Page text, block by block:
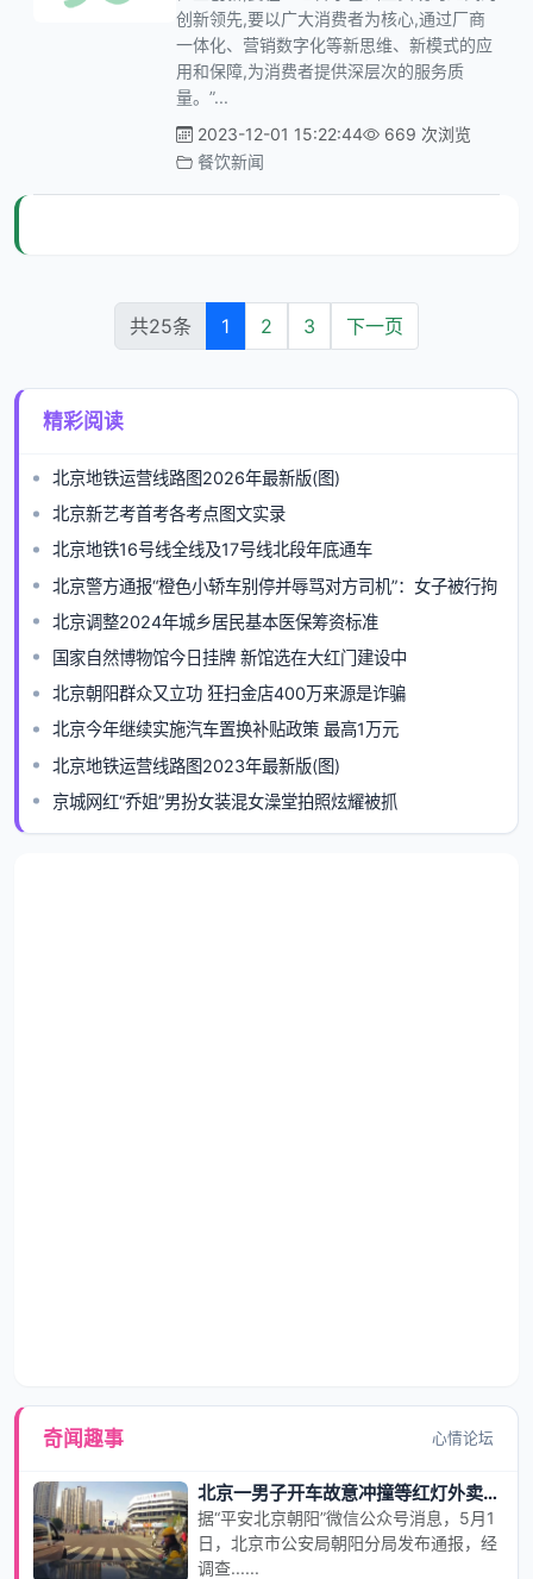
创新领先,要以广大消费者为核心,通过厂商
一体化、营销数字化等新思维、新模式的应
用和保障,为消费者提供深层次的服务质
量。”...
2023-12-01 15:22:44
669 次浏览
餐饮新闻
共25条 1 2 3 下一页
精彩阅读
北京地铁运营线路图2026年最新版(图)
北京新艺考首考各考点图文实录
北京地铁16号线全线及17号线北段年底通车
北京警方通报“橙色小轿车别停并辱骂对方司机”：女子被行拘
北京调整2024年城乡居民基本医保筹资标准
国家自然博物馆今日挂牌 新馆选在大红门建设中
北京朝阳群众又立功 狂扫金店400万来源是诈骗
北京今年继续实施汽车置换补贴政策 最高1万元
北京地铁运营线路图2023年最新版(图)
京城网红“乔姐”男扮女装混女澡堂拍照炫耀被抓
奇闻趣事 心情论坛
北京一男子开车故意冲撞等红灯外卖小哥被刑拘
据“平安北京朝阳”微信公众号消息，5月1
日，北京市公安局朝阳分局发布通报，经
调查......